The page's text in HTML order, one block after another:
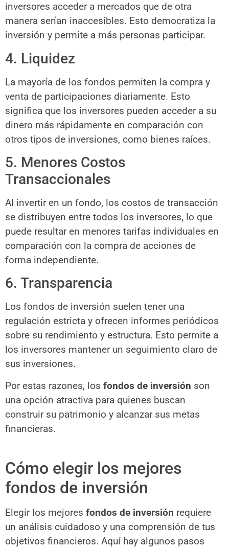
inversores acceder a mercados que de otra
manera serían inaccesibles. Esto democratiza la
inversión y permite a más personas participar.
4. Liquidez
La mayoría de los fondos permiten la compra y
venta de participaciones diariamente. Esto
significa que los inversores pueden acceder a su
dinero más rápidamente en comparación con
otros tipos de inversiones, como bienes raíces.
5. Menores Costos
Transaccionales
Al invertir en un fondo, los costos de transacción
se distribuyen entre todos los inversores, lo que
puede resultar en menores tarifas individuales en
comparación con la compra de acciones de
forma independiente.
6. Transparencia
Los fondos de inversión suelen tener una
regulación estricta y ofrecen informes periódicos
sobre su rendimiento y estructura. Esto permite a
los inversores mantener un seguimiento claro de
sus inversiones.
Por estas razones, los fondos de inversión son
una opción atractiva para quienes buscan
construir su patrimonio y alcanzar sus metas
financieras.
Cómo elegir los mejores
fondos de inversión
Elegir los mejores fondos de inversión requiere
un análisis cuidadoso y una comprensión de tus
objetivos financieros. Aquí hay algunos pasos